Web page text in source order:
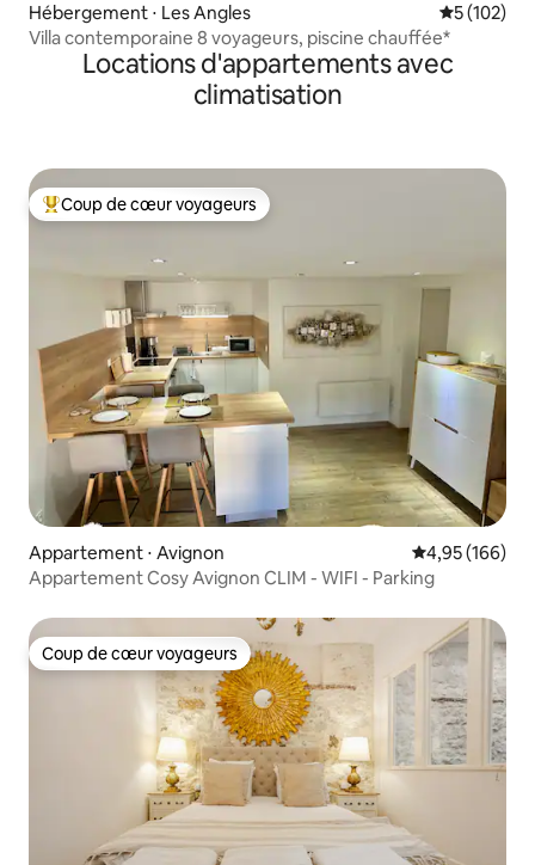
Hébergement ⋅ Les Angles Évaluation
5 (102)
Villa contemporaine 8 voyageurs, piscine chauffée*
Locations d'appartements avec
climatisation
Coups de cœur voyageurs les plus appréciés
Coup de cœur voyageurs
Appartement ⋅ Avignon Évaluation
4,95 (166)
Appartement Cosy Avignon CLIM - WIFI - Parking
Coup de cœur voyageurs
Coup de cœur voyageurs